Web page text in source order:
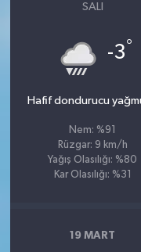
SALI
-3°
Hafif dondurucu
Nem: %91
Rüzgar: 9 km/h
Yağış Olasılığı: %80
Kar Olasılığı: %31
19 MART